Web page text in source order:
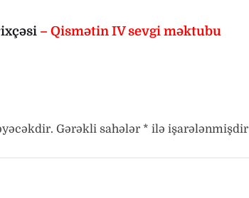
– Qismətin IV sevgi məktubu
Gərəkli sahələr * ilə işarələnmişdir